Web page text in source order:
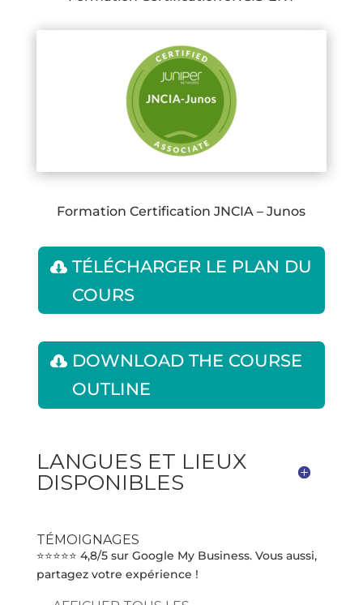
Formation Certification JNCIA – Junos
TÉLÉCHARGER LE PLAN DU
COURS
DOWNLOAD THE COURSE
OUTLINE
LANGUES ET LIEUX
DISPONIBLES
TÉMOIGNAGES
⭐⭐⭐⭐⭐ 4,8/5 sur Google My Business. Vous aussi,
partagez votre expérience !